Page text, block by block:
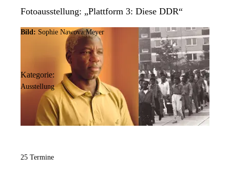
Fotoausstellung: „Plattform 3: Diese DDR“
Bild: Sophie Nawova Meyer
Kategorie:
Ausstellung
25 Termine